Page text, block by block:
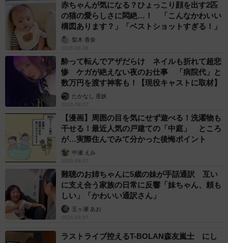
赤ちゃんが気になる？ひょっこり顔を出す2匹
の猫の愛らしさに悶絶…！ 「こんなかわいい
構図あります？」「ベストショットすぎる！」
梨木 香奈
2026.08.08
酔って転んでアザだらけ ネイルも折れて超悲
惨 ケガが絶えない夜のお仕事 「病院代」と
数万円を渡す神客も！【現役キャストに取材】
たかなし 亜妖
2026.08.07
【漫画】周囲の目を気にせず遊べる！洗濯物も
干せる！最近人気の戸建ての「中庭」 ところ
が…実際住んでみて分かった後悔ポイント
中瀬 えみ
2026.08.07
難聴のお姉ちゃんに5歳の妹が手話通訳 互い
に支え合う家族の日常に反響「妹ちゃん、頼も
しい」「かわいい通訳さん」
五ヶ瀬 あお
2026.08.07
ラストライブ控えるT-BOLAN森友嵐士 にし